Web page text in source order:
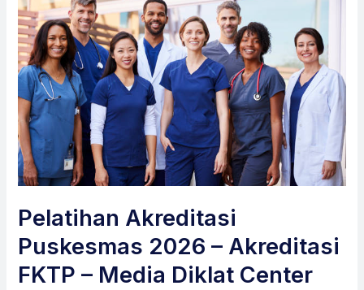
Pelatihan Akreditasi
Puskesmas 2026 – Akreditasi
FKTP – Media Diklat Center